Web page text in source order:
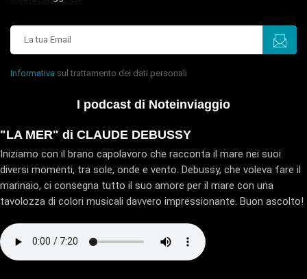
Informativa sul trattamento dei dati personali
I podcast di Noteinviaggio
"LA MER" di CLAUDE DEBUSSY
Iniziamo con il brano capolavoro che racconta il mare nei suoi
diversi momenti, tra sole, onde e vento. Debussy, che voleva fare il
marinaio, ci consegna tutto il suo amore per il mare con una
tavolozza di colori musicali davvero impressionante. Buon ascolto!